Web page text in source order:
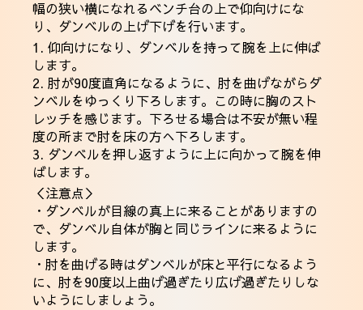
幅の狭い横になれるベンチ台の上で仰向けにな
り、ダンベルの上げ下げを行います。
1. 仰向けになり、ダンベルを持って腕を上に伸ば
します。
2. 肘が90度直角になるように、肘を曲げながらダ
ンベルをゆっくり下ろします。この時に胸のスト
レッチを感じます。下ろせる場合は不安が無い程
度の所まで肘を床の方へ下ろします。
3. ダンベルを押し返すように上に向かって腕を伸
ばします。
＜注意点＞
・ダンベルが目線の真上に来ることがありますの
で、ダンベル自体が胸と同じラインに来るように
します。
・肘を曲げる時はダンベルが床と平行になるよう
に、肘を90度以上曲げ過ぎたり広げ過ぎたりしな
いようにしましょう。